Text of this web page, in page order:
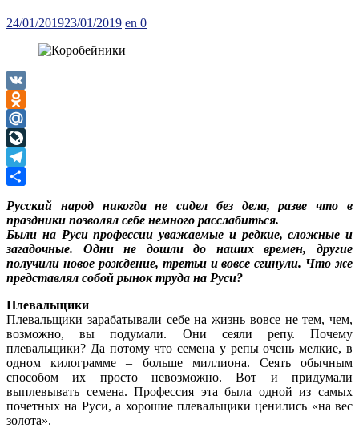
Posted
24/01/201923/01/2019Author
en 0
VK
Odnoklassniki
Mail.Ru
LiveJournal
Telegram
Русский народ никогда не сидел без дела, разве что в
праздники позволял себе немного расслабиться.
Были на Руси профессии уважаемые и редкие, сложные и
загадочные. Одни не дошли до наших времен, другие
получили новое рождение, третьи и вовсе сгинули. Что же
представлял собой рынок труда на Руси?
Плевальщики
Плевальщики зарабатывали себе на жизнь вовсе не тем, чем,
возможно, вы подумали. Они сеяли репу. Почему
плевальщики? Да потому что семена у репы очень мелкие, в
одном килограмме – больше миллиона. Сеять обычным
способом их просто невозможно. Вот и придумали
выплевывать семена. Профессия эта была одной из самых
почетных на Руси, а хорошие плевальщики ценились «на вес
золота».